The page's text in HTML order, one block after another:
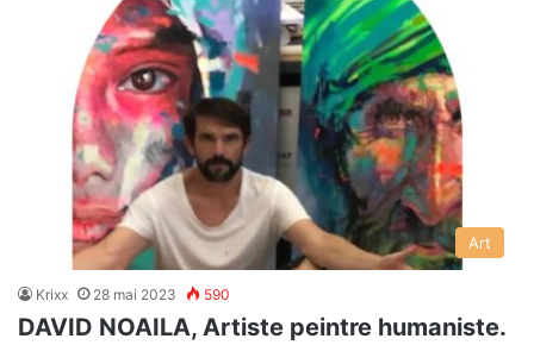
Art
Krixx 28 mai 2023 590
DAVID NOAILA, Artiste peintre humaniste.